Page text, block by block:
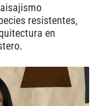
resistentes,
en